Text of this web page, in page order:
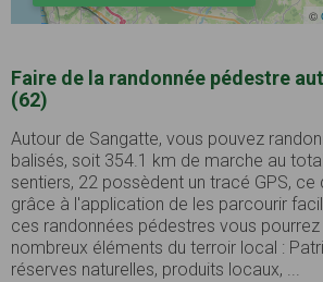
©
Faire de la randonnée pédestre
(62)
Autour de Sangatte, vous pouvez
balisés, soit 354.1 km de marche au
sentiers, 22 possèdent un tracé GPS,
grâce à l'application de les parcourir
ces randonnées pédestres vous
nombreux éléments du terroir local :
réserves naturelles, produits locaux, ...